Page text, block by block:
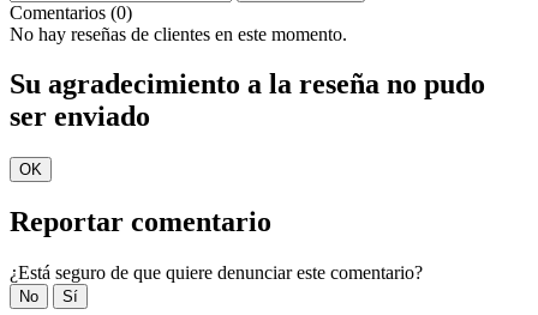
Comentarios (0)
No hay reseñas de clientes en este momento.
Su agradecimiento a la reseña no pudo
ser enviado
OK
Reportar comentario
¿Está seguro de que quiere denunciar este comentario?
No Sí